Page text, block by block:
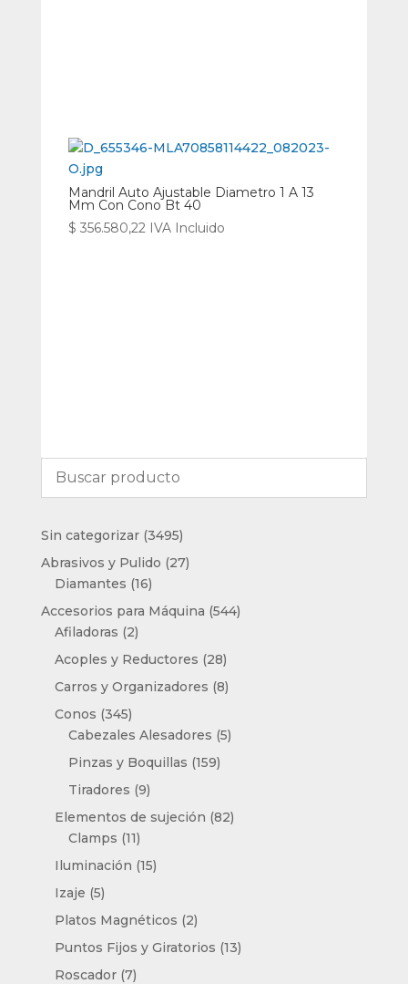
Mandril Auto Ajustable Diametro 1 A 13
Mm Con Cono Bt 40
$ 356.580,22 IVA Incluido
Sin categorizar 34953495
productos
Abrasivos y Pulido 2727
Diamantes 1616
productos
Accesorios para Máquina 544544
Afiladoras 22
productos
Acoples y Reductores 2828
productos
Carros y Organizadores 88
Conos 345345
productos
Cabezales Alesadores 55
Pinzas y Boquillas 159159
Tiradores 99
productos
Elementos de sujeción 8282
Clamps 1111
productos
Iluminación 1515
Izaje 55
productos
Platos Magnéticos 22
productos
Puntos Fijos y Giratorios 1313
Roscador 77